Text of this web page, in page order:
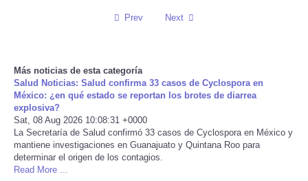
Sports
Technology
Travel
USA
Prev Next
Más noticias de esta categoría
Salud Noticias: Salud confirma 33 casos de Cyclospora en
México: ¿en qué estado se reportan los brotes de diarrea
explosiva?
Sat, 08 Aug 2026 10:08:31 +0000
La Secretaría de Salud confirmó 33 casos de Cyclospora en México y
mantiene investigaciones en Guanajuato y Quintana Roo para
determinar el origen de los contagios.
Read More ...